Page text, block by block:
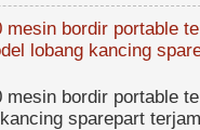
mesin bordir portable
lobang kancing
mesin bordir portable
sparepart